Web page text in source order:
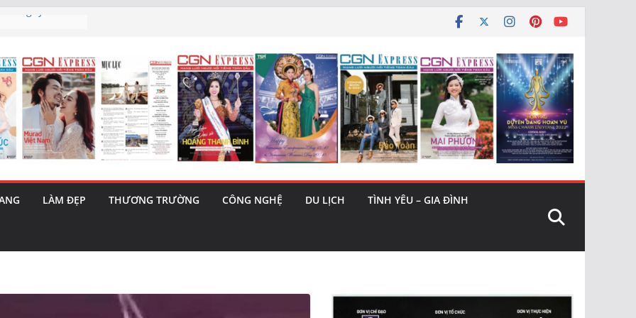
và nguy cơ trốn
mai”
phiên tăng
– 1 Cơ hội
cùng MTH
8): Bật tăng
LÀM ĐẸP THƯƠNG TRƯỜNG CÔNG NGHỆ DU LỊCH TÌNH YÊU – GIA ĐÌNH